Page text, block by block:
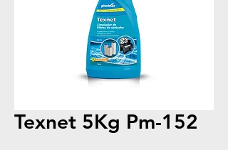
Texnet 5Kg Pm-152